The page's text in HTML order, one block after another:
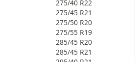
275/40 R22
275/45 R21
275/50 R20
275/55 R19
285/45 R20
285/45 R21